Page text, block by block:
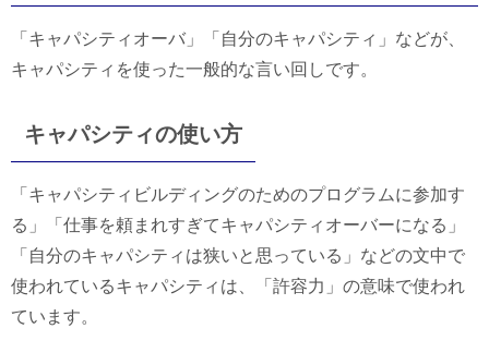
「キャパシティオーバ」「自分のキャパシティ」などが、
キャパシティを使った一般的な言い回しです。
キャパシティの使い方
「キャパシティビルディングのためのプログラムに参加す
る」「仕事を頼まれすぎてキャパシティオーバーになる」
「自分のキャパシティは狭いと思っている」などの文中で
使われているキャパシティは、「許容力」の意味で使われ
ています。